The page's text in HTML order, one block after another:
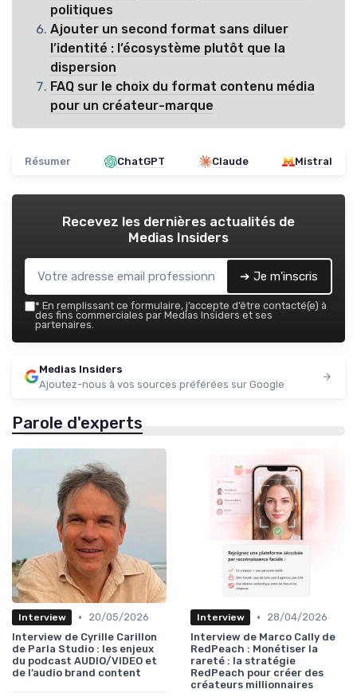
politiques
Ajouter un second format sans diluer
l’identité : l’écosystème plutôt que la
dispersion
FAQ sur le choix du format contenu média
pour un créateur-marque
Résumer ChatGPT Claude Mistral
Recevez les dernières actualités de
Medias Insiders
➔ Je m'inscris
* En remplissant ce formulaire, j’accepte d’être contacté(e) à
des fins commerciales par Medias Insiders et ses
partenaires.
Medias Insiders
Ajoutez-nous à vos sources préférées sur Google
Parole d'experts
Interview •
20/05/2026
Interview de Cyrille Carillon
de Parla Studio : les enjeux
du podcast AUDIO/VIDEO et
de l’audio brand content
Interview •
28/04/2026
Interview de Marco Cally de
RedPeach : Monétiser la
rareté : la stratégie
RedPeach pour créer des
créateurs millionnaires